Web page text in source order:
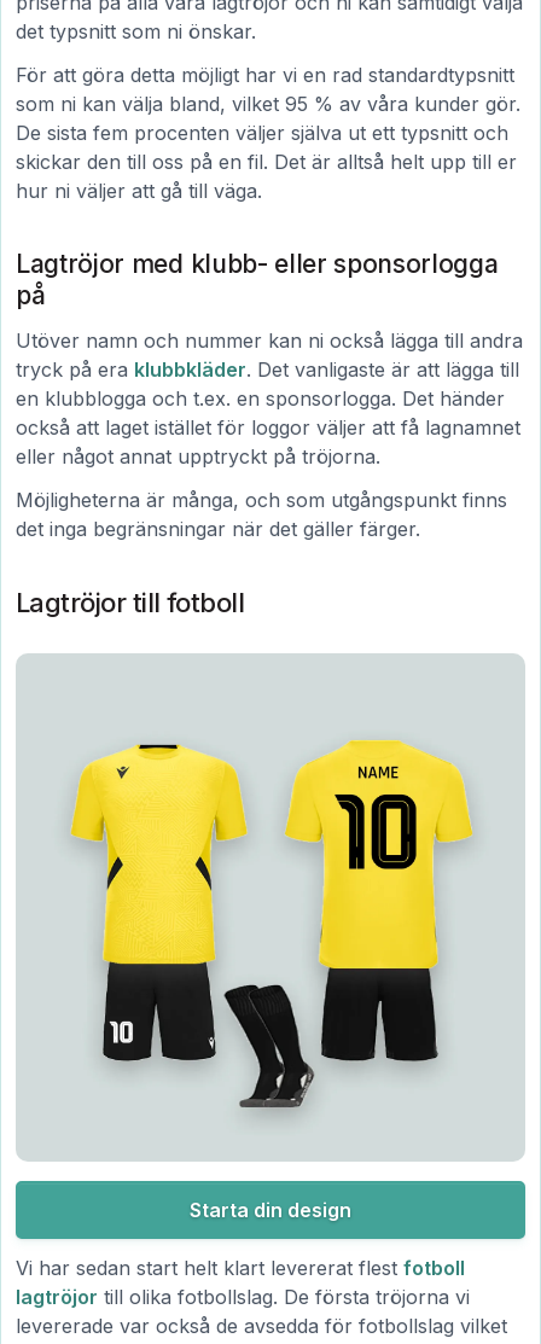
det typsnitt som ni önskar.
För att göra detta möjligt har vi en rad standardtypsnitt
som ni kan välja bland, vilket 95 % av våra kunder gör.
De sista fem procenten väljer själva ut ett typsnitt och
skickar den till oss på en fil. Det är alltså helt upp till er
hur ni väljer att gå till väga.
Lagtröjor med klubb- eller sponsorlogga
på
Utöver namn och nummer kan ni också lägga till andra
tryck på era klubbkläder. Det vanligaste är att lägga till
en klubblogga och t.ex. en sponsorlogga. Det händer
också att laget istället för loggor väljer att få lagnamnet
eller något annat upptryckt på tröjorna.
Möjligheterna är många, och som utgångspunkt finns
det inga begränsningar när det gäller färger.
Lagtröjor till fotboll
Starta din design
Vi har sedan start helt klart levererat flest fotboll
lagtröjor till olika fotbollslag. De första tröjorna vi
levererade var också de avsedda för fotbollslag vilket